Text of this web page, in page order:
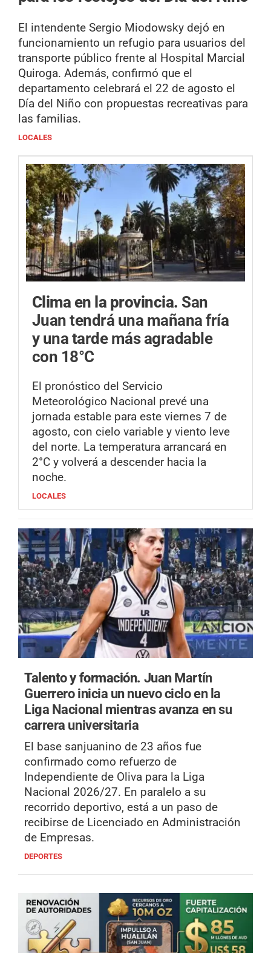
El intendente Sergio Miodowsky dejó en
funcionamiento un refugio para usuarios del
transporte público frente al Hospital Marcial
Quiroga. Además, confirmó que el
departamento celebrará el 22 de agosto el
Día del Niño con propuestas recreativas para
las familias.
LOCALES
Clima en la provincia. San
Juan tendrá una mañana fría
y una tarde más agradable
con 18°C
El pronóstico del Servicio
Meteorológico Nacional prevé una
jornada estable para este viernes 7 de
agosto, con cielo variable y viento leve
del norte. La temperatura arrancará en
2°C y volverá a descender hacia la
noche.
LOCALES
Talento y formación. Juan Martín
Guerrero inicia un nuevo ciclo en la
Liga Nacional mientras avanza en su
carrera universitaria
El base sanjuanino de 23 años fue
confirmado como refuerzo de
Independiente de Oliva para la Liga
Nacional 2026/27. En paralelo a su
recorrido deportivo, está a un paso de
recibirse de Licenciado en Administración
de Empresas.
DEPORTES